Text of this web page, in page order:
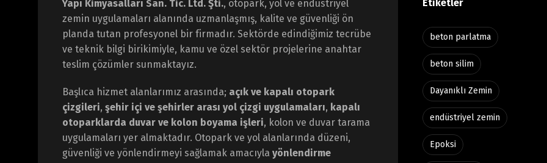
Yapı Kimyasalları San. Tic. Ltd. Şti., otopark, yol ve endüstriyel
zemin uygulamaları alanında uzmanlaşmış, kalite ve güvenliği ön
planda tutan profesyonel bir firmadır. Sektörde edindiğimiz tecrübe
ve teknik bilgi birikimiyle, kamu ve özel sektör projelerine anahtar
teslim çözümler sunmaktayız.
Başlıca hizmet alanlarımız arasında; açık ve kapalı otopark
çizgileri, şehir içi ve şehirler arası yol çizgi uygulamaları, kapalı
otoparklarda duvar ve kolon boyama işleri, kolon ve duvar tarama
uygulamaları yer almaktadır. Otopark ve yol alanlarında düzeni,
güvenliği ve yönlendirmeyi sağlamak amacıyla yönlendirme
Etiketler
beton parlatma
beton silim
Dayanıklı Zemin
endüstriyel zemin
Epoksi